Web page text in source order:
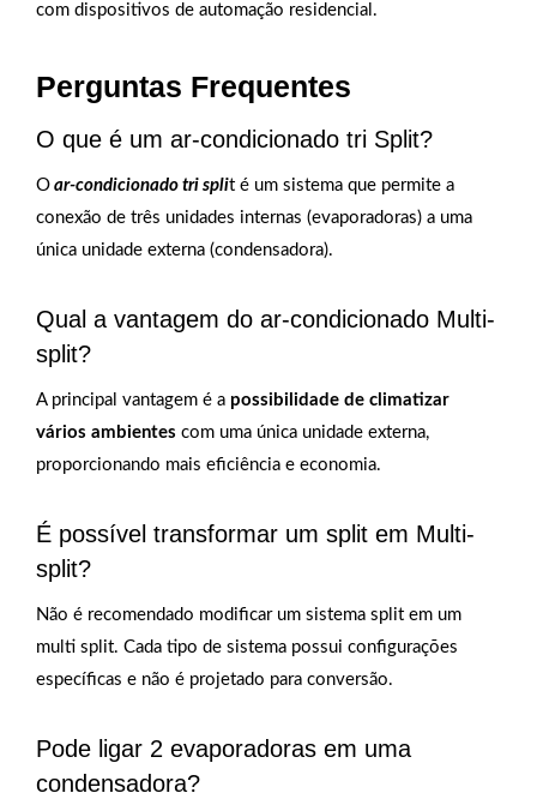
com dispositivos de automação residencial.
Perguntas Frequentes
O que é um ar-condicionado tri Split?
O ar-condicionado tri split é um sistema que permite a
conexão de três unidades internas (evaporadoras) a uma
única unidade externa (condensadora).
Qual a vantagem do ar-condicionado Multi-
split?
A principal vantagem é a possibilidade de climatizar
vários ambientes com uma única unidade externa,
proporcionando mais eficiência e economia.
É possível transformar um split em Multi-
split?
Não é recomendado modificar um sistema split em um
multi split. Cada tipo de sistema possui configurações
específicas e não é projetado para conversão.
Pode ligar 2 evaporadoras em uma
condensadora?